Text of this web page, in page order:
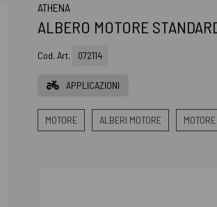
ATHENA
ALBERO MOTORE
Cod. Art. 072114
APPLICAZIONI
MOTORE ALBERI MOTORE